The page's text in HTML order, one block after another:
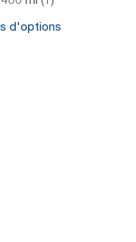
d'options